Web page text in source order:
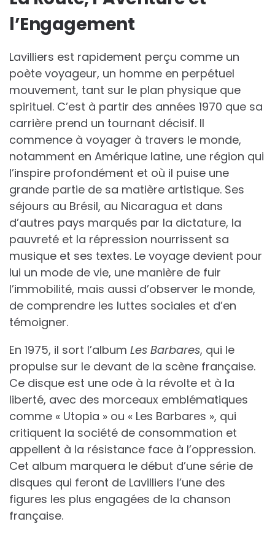
l’Engagement
Lavilliers est rapidement perçu comme un
poète voyageur, un homme en perpétuel
mouvement, tant sur le plan physique que
spirituel. C’est à partir des années 1970 que sa
carrière prend un tournant décisif. Il
commence à voyager à travers le monde,
notamment en Amérique latine, une région qui
l’inspire profondément et où il puise une
grande partie de sa matière artistique. Ses
séjours au Brésil, au Nicaragua et dans
d’autres pays marqués par la dictature, la
pauvreté et la répression nourrissent sa
musique et ses textes. Le voyage devient pour
lui un mode de vie, une manière de fuir
l’immobilité, mais aussi d’observer le monde,
de comprendre les luttes sociales et d’en
témoigner.
En 1975, il sort l’album Les Barbares, qui le
propulse sur le devant de la scène française.
Ce disque est une ode à la révolte et à la
liberté, avec des morceaux emblématiques
comme « Utopia » ou « Les Barbares », qui
critiquent la société de consommation et
appellent à la résistance face à l’oppression.
Cet album marquera le début d’une série de
disques qui feront de Lavilliers l’une des
figures les plus engagées de la chanson
française.